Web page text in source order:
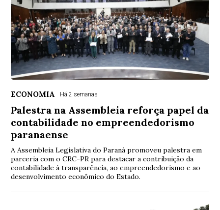
ECONOMIA Há 2 semanas
Palestra na Assembleia reforça papel da
contabilidade no empreendedorismo
paranaense
A Assembleia Legislativa do Paraná promoveu palestra em
parceria com o CRC-PR para destacar a contribuição da
contabilidade à transparência, ao empreendedorismo e ao
desenvolvimento econômico do Estado.